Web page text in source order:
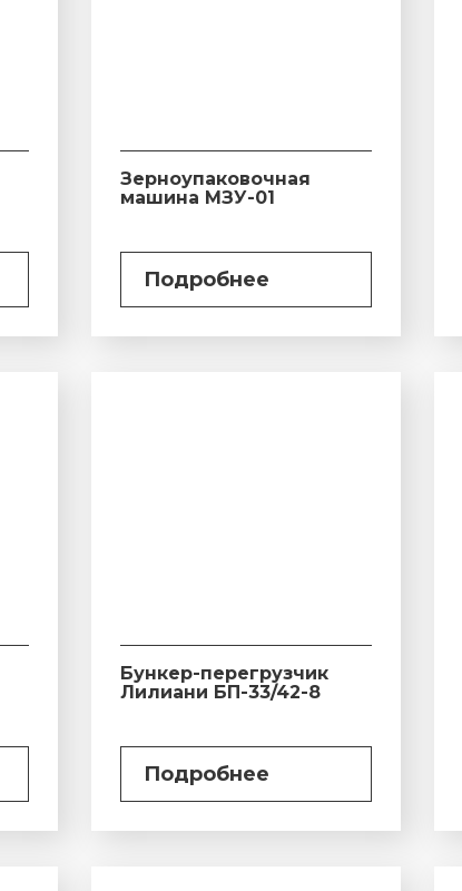
Зерноупаковочная
машина МЗУ-01
Подробнее
Бункер-перегрузчик
Лилиани БП-33/42-8
Подробнее